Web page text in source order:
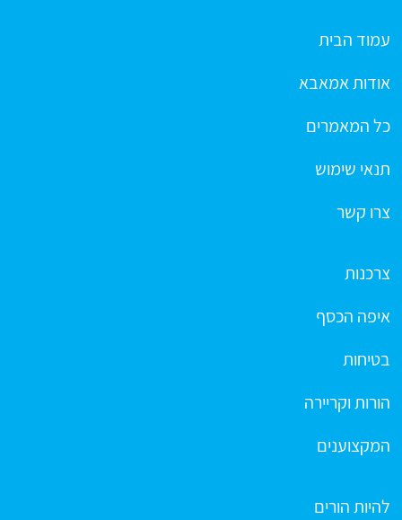
עמוד הבית
אודות אמאבא
כל המאמרים
תנאי שימוש
צרו קשר
צרכנות
איפה הכסף
בטיחות
הורות וקריירה
המקצוענים
להיות הורים